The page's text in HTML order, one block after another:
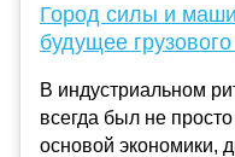
Город силы и
будущее
В индустриальном
всегда был не
основой экономики,